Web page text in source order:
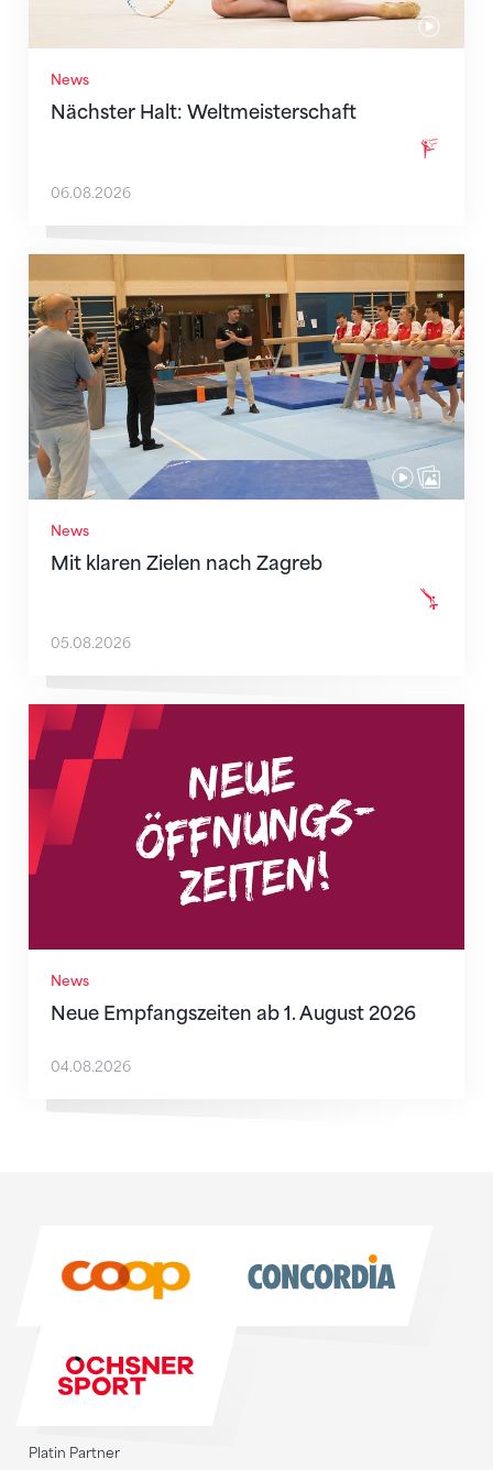
News
Nächster Halt: Weltmeisterschaft
06.08.2026
News
Mit klaren Zielen nach Zagreb
Mit klaren Zielen nach Zagreb
05.08.2026
News
Neue Empfangszeiten ab 1. August 2026
Neue Empfangszeiten ab 1. August 2026
04.08.2026
Platin Partner